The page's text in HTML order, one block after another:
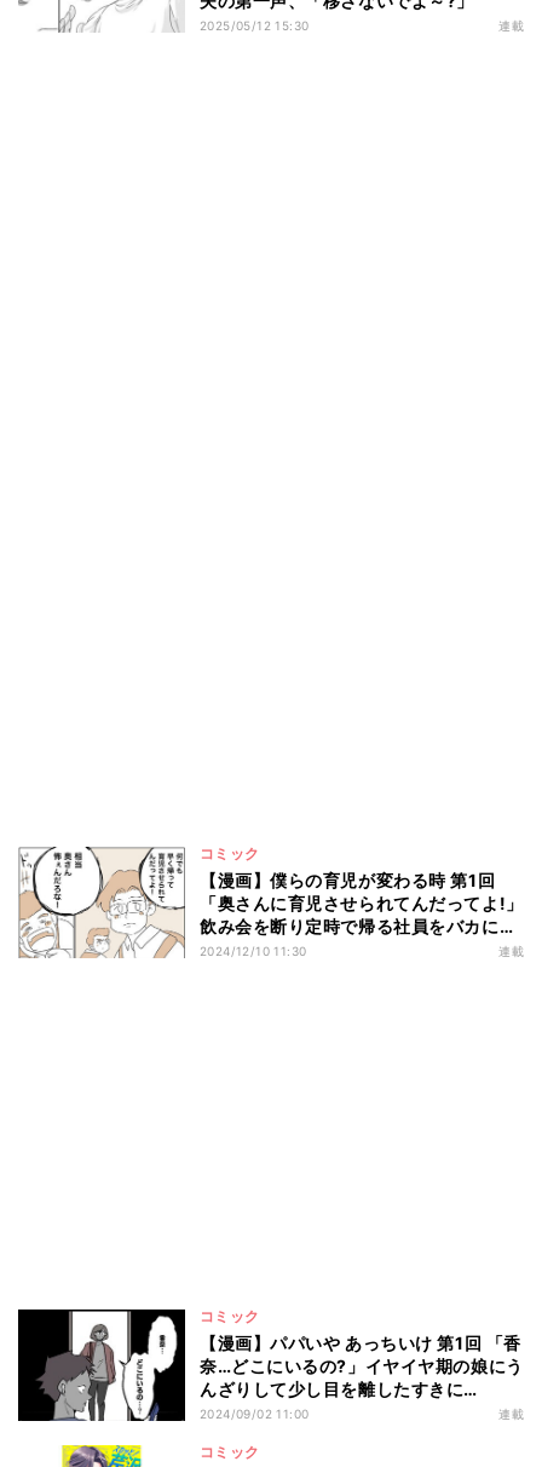
2025/05/12 15:30 連載
コミック
【漫画】僕らの育児が変わる時 第1回
「奥さんに育児させられてんだってよ!」
飲み会を断り定時で帰る社員をバカにす
る同僚たち
2024/12/10 11:30 連載
コミック
【漫画】パパいや あっちいけ 第1回 「香
奈…どこにいるの?」イヤイヤ期の娘にう
んざりして少し目を離したすきに…
2024/09/02 11:00 連載
コミック